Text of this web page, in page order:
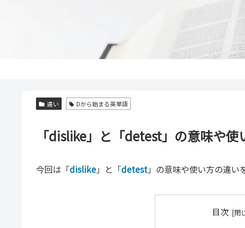
違い Dから始まる英単語
「dislike」と「detest」の意味や
今回は「dislike」と「detest」の意味や使い方の違い
目次